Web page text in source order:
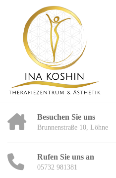
Besuchen Sie uns
Brunnenstraße 10, Löhne
Rufen Sie uns an
05732 981381